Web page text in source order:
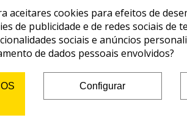
aceitares cookies para efeitos de
de publicidade e de redes sociais de
sociais e anúncios
de dados pessoais envolvidos?
Configurar